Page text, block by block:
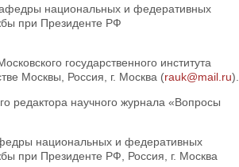
национальных и федеративных
при Президенте РФ
государственного института
Москвы, Россия, г. Москва (rauk@mail.ru).
редактора научного журнала «Вопросы
национальных и федеративных
при Президенте РФ, Россия, г. Москва